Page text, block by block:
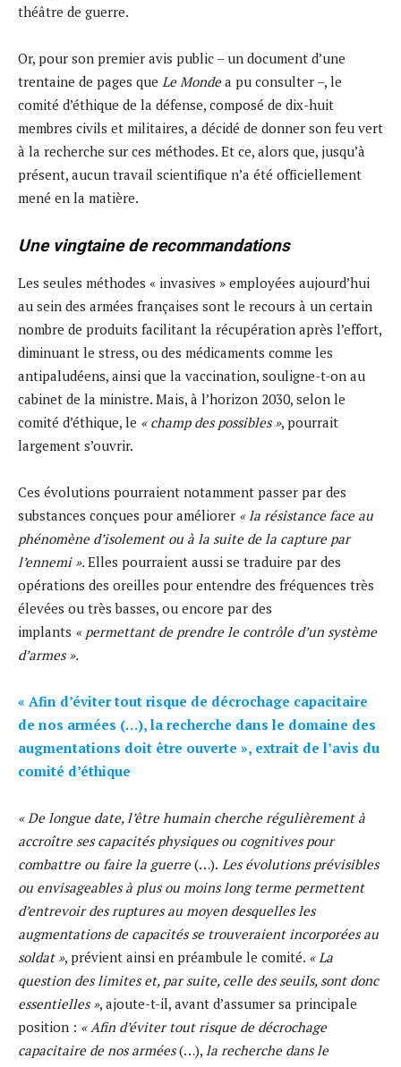
théâtre de guerre.
Or, pour son premier avis public – un document d’une
trentaine de pages que Le Mondea pu consulter –, le
comité d’éthique de la défense, composé de dix-huit
membres civils et militaires, a décidé de donner son feu vert
à la recherche sur ces méthodes. Et ce, alors que, jusqu’à
présent, aucun travail scientifique n’a été officiellement
mené en la matière.
Une vingtaine de recommandations
Les seules méthodes « invasives » employées aujourd’hui
au sein des armées françaises sont le recours à un certain
nombre de produits facilitant la récupération après l’effort,
diminuant le stress, ou des médicaments comme les
antipaludéens, ainsi que la vaccination, souligne-t-on au
cabinet de la ministre. Mais, à l’horizon 2030, selon le
comité d’éthique, le « champ des possibles », pourrait
largement s’ouvrir.
Ces évolutions pourraient notamment passer par des
substances conçues pour améliorer « la résistance face au
phénomène d’isolement ou à la suite de la capture par
l’ennemi ».Elles pourraient aussi se traduire par des
opérations des oreilles pour entendre des fréquences très
élevées ou très basses, ou encore par des
implants « permettant de prendre le contrôle d’un système
d’armes ».
« Afin d’éviter tout risque de décrochage capacitaire
de nos armées (…), la recherche dans le domaine des
augmentations doit être ouverte », extrait de l’avis du
comité d’éthique
« De longue date, l’être humain cherche régulièrement à
accroître ses capacités physiques ou cognitives pour
combattre ou faire la guerre(…). Les évolutions prévisibles
ou envisageables à plus ou moins long terme permettent
d’entrevoir des ruptures au moyen desquelles les
augmentations de capacités se trouveraient incorporées au
soldat », prévient ainsi en préambule le comité. « La
question des limites et, par suite, celle des seuils, sont donc
essentielles », ajoute-t-il, avant d’assumer sa principale
position : « Afin d’éviter tout risque de décrochage
capacitaire de nos armées(…), la recherche dans le